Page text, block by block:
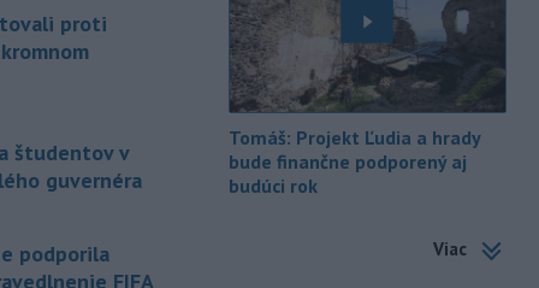
proti
študentov v
guvernéra
podporila
FIFA
termálnom
kúpalisku v Diakovciach v
okrese Šaľa malo 16 osôb. Záchranná
zdravotná služba osem z nich
previezla do nemocnice.
20:49 - Ugandský parlament vo
štvrtok schválil vyslanie
ugandských vojakov
mali pôsobiť v rámci medzinárodných
Tomáš: Projekt Ľudia a hrady
bude finančne podporený aj
budúci rok
Viac